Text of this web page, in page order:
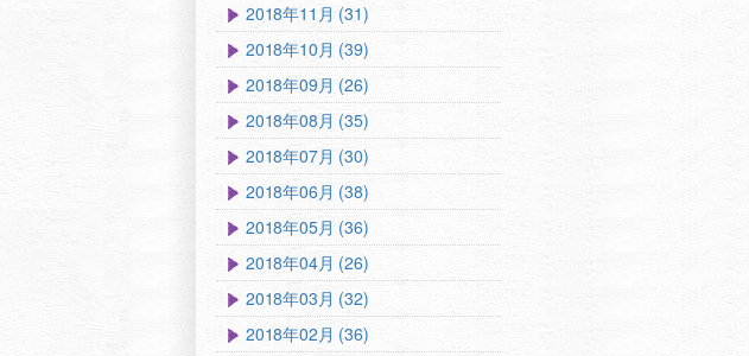
2018年11月 (31)
2018年10月 (39)
2018年09月 (26)
2018年08月 (35)
2018年07月 (30)
2018年06月 (38)
2018年05月 (36)
2018年04月 (26)
2018年03月 (32)
2018年02月 (36)